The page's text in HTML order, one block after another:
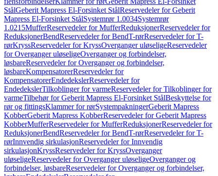
StålGeberit Mapress El-Forsinket StålReservedeler for Geberit
Mapress El-Forsinket StålSystemrør 1.0034Systemrør
1.0215MufferReservedeler for MufferReduksjonerReservedeler for
ReduksjonerBendReservedeler for BendT-rørReservedeler for T-
rørKryssReservedeler for KryssOverganger uløseligeReservedeler
for Overganger uløseligeOverganger og forbindelser,
løsbareReservedeler for Overganger og forbindelser,
løsbareKompensatorerReservedeler for
KompensatorerEndedekslerReservedeler for
EndedekslerTilkoblinger for varmeReservedeler for Tilkoblinger for
varmeTilbehør for Geberit Mapress El-Forsinket StålBeskyttelse for
rør og fittingsKlammer for rørSystempakningerGeberit Mapress
KobberGeberit Mapress KobberReservedeler for Geberit Mapress
KobberMufferReservedeler for MufferReduksjonerReservedeler for
ReduksjonerBendReservedeler for BendT-rørReservedeler for T-
rørInnvendig sirkulasjonReservedeler for Innvendig
sirkulasjonKryssReservedeler for KryssOverganger
uløseligeReservedeler for Overganger uløseligeOverganger og
forbindelser, løsbareReservedeler for Overganger og forbindelser,